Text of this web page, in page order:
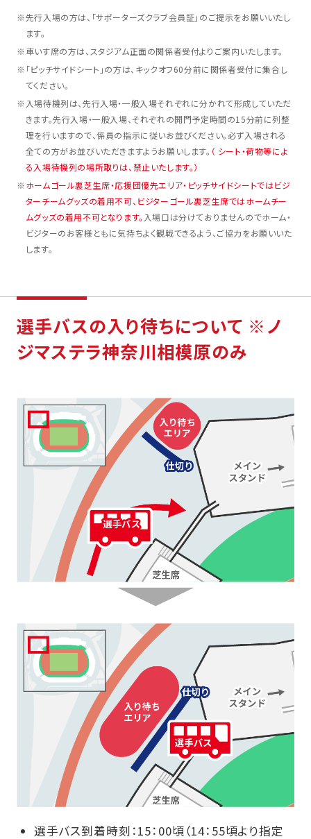
※先行入場の方は、「サポーターズクラブ会員証」のご提示をお願いいたし
ます。
※車いす席の方は、スタジアム正面の関係者受付よりご案内いたします。
※ 「ピッチサイドシート」の方は、キックオフ60分前に関係者受付に集合し
てください。
※ 入場待機列は、先行入場・一般入場それぞれに分かれて形成していただ
きます。先行入場・一般入場、それぞれの開門予定時間の15分前に列整
理を行いますので、係員の指示に従いお並びください。必ず入場される
全ての方がお並びいただきますようお願いします。 （ シート・荷物等によ
る入場待機列の場所取りは、禁止いたします。）
※ホームゴール裏芝生席・応援団優先エリア・ピッチサイドシートではビジ
ターチームグッズの着用不可、ビジターゴール裏芝生席ではホームチー
ムグッズの着用不可となります。 入場口は分けておりませんのでホーム・
ビジターのお客様ともに気持ちよく観戦できるよう、ご協力をお願いいた
します。
選手バスの入り待ちについて ※ノ
ジマステラ神奈川相模原のみ
選手バス到着時刻：15：00頃（14：55頃より指定